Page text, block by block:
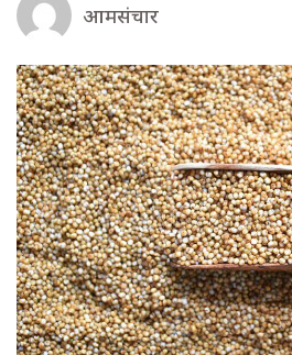
आमसंचार